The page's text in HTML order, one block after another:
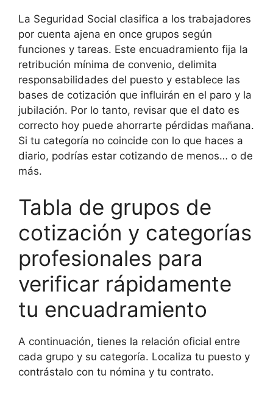
La Seguridad Social clasifica a los trabajadores
por cuenta ajena en once grupos según
funciones y tareas. Este encuadramiento fija la
retribución mínima de convenio, delimita
responsabilidades del puesto y establece las
bases de cotización que influirán en el paro y la
jubilación. Por lo tanto, revisar que el dato es
correcto hoy puede ahorrarte pérdidas mañana.
Si tu categoría no coincide con lo que haces a
diario, podrías estar cotizando de menos… o de
más.
Tabla de grupos de
cotización y categorías
profesionales para
verificar rápidamente
tu encuadramiento
A continuación, tienes la relación oficial entre
cada grupo y su categoría. Localiza tu puesto y
contrástalo con tu nómina y tu contrato.